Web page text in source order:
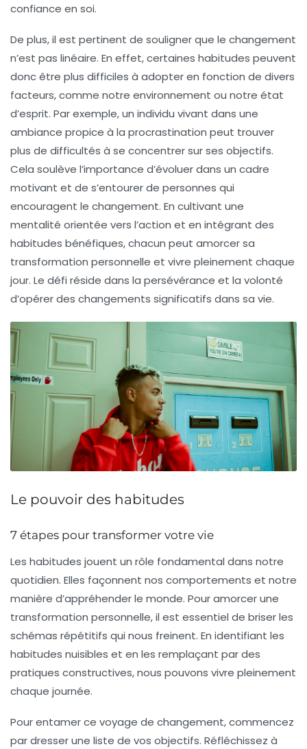
confiance en soi.
De plus, il est pertinent de souligner que le changement
n’est pas linéaire. En effet, certaines habitudes peuvent
donc être plus difficiles à adopter en fonction de divers
facteurs, comme notre environnement ou notre état
d’esprit. Par exemple, un individu vivant dans une
ambiance propice à la procrastination peut trouver
plus de difficultés à se concentrer sur ses objectifs.
Cela soulève l’importance d’évoluer dans un cadre
motivant et de s’entourer de personnes qui
encouragent le changement. En cultivant une
mentalité orientée vers l’action et en intégrant des
habitudes bénéfiques, chacun peut amorcer sa
transformation personnelle et vivre pleinement chaque
jour. Le défi réside dans la persévérance et la volonté
d’opérer des changements significatifs dans sa vie.
Le pouvoir des habitudes
7 étapes pour transformer votre vie
Les habitudes jouent un rôle fondamental dans notre
quotidien. Elles façonnent nos comportements et notre
manière d’appréhender le monde. Pour amorcer une
transformation personnelle, il est essentiel de briser les
schémas répétitifs qui nous freinent. En identifiant les
habitudes nuisibles et en les remplaçant par des
pratiques constructives, nous pouvons vivre pleinement
chaque journée.
Pour entamer ce voyage de changement, commencez
par dresser une liste de vos objectifs. Réfléchissez à